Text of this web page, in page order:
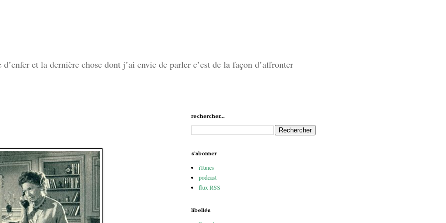
et la dernière chose dont j’ai envie de parler c’est de la façon d’affronter
rechercher...
s'abonner
iTunes
podcast
flux RSS
libellés